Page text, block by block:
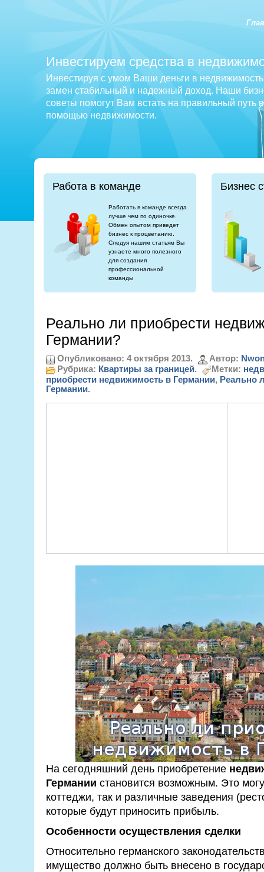
Инвестируем средства в
Инвестируя с умом Ваши деньги в
замен стабильный и надежный доход. Наши
советы помогут Вам встать на правильный путь
помощью недвижимости.
Работа в команде
Работать в команде всегда
лучше чем по одиночке.
Обмен опытом приведет
бизнес к процветанию.
Следуя нашим статьям Вы
узнаете много полезного
для создания
профессиональной
команды
Бизнес
Реально ли приобрести
Германии?
Опубликовано: 4 октября 2013. Автор:
Рубрика: Квартиры за границей. Метки:
приобрести недвижимость в Германии, Реально
Германии.
На сегодняшний день приобретение
Германии становится возможным. Это
коттеджи, так и различные заведения
которые будут приносить прибыль.
Особенности осуществления сделки
Относительно германского
имущество должно быть внесено в